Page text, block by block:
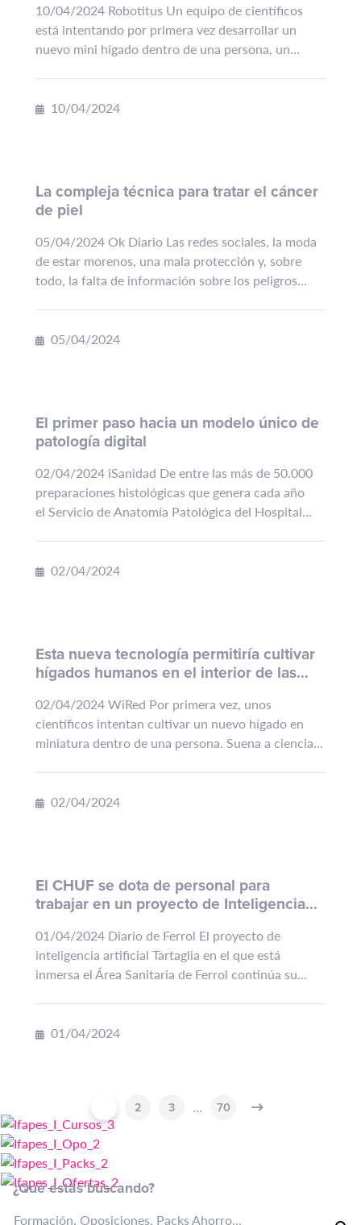
10/04/2024 Robotitus Un equipo de científicos
está intentando por primera vez desarrollar un
nuevo mini hígado dentro de una persona, un
10/04/2024
La compleja técnica para tratar el cáncer
de piel
05/04/2024 Ok Diario Las redes sociales, la moda
de estar morenos, una mala protección y, sobre
todo, la falta de información sobre los peligros
05/04/2024
El primer paso hacia un modelo único de
patología digital
02/04/2024 iSanidad De entre las más de 50.000
preparaciones histológicas que genera cada año
el Servicio de Anatomía Patológica del Hospital
microscópicas...
02/04/2024
Esta nueva tecnología permitiría cultivar
hígados humanos en el interior de las
02/04/2024 WiRed Por primera vez, unos
científicos intentan cultivar un nuevo hígado en
miniatura dentro de una persona. Suena a ciencia
02/04/2024
El CHUF se dota de personal para
trabajar en un proyecto de Inteligencia
01/04/2024 Diario de Ferrol El proyecto de
inteligencia artificial Tartaglia en el que está
inmersa el Área Sanitaria de Ferrol continúa su
01/04/2024
2 3 … 70
¿Qué estás buscando?
Formación, Oposiciones, Packs Ahorro...